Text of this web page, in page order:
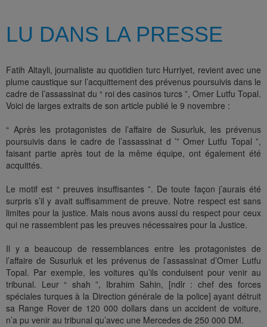
LU DANS LA PRESSE
Fatih Altayli, journaliste au quotidien turc Hurriyet, revient avec une
plume caustique sur l’acquittement des prévenus poursuivis dans le
cadre de l’assassinat du “ roi des casinos turcs ”, Omer Lutfu Topal.
Voici de larges extraits de son article publié le 9 novembre :
“ Après les protagonistes de l’affaire de Susurluk, les prévenus
poursuivis dans le cadre de l’assassinat d ’” Omer Lutfu Topal ”,
faisant partie après tout de la même équipe, ont également été
acquittés.
Le motif est “ preuves insuffisantes ”. De toute façon j’aurais été
surpris s’il y avait suffisamment de preuve. Notre respect est sans
limites pour la justice. Mais nous avons aussi du respect pour ceux
qui ne rassemblent pas les preuves nécessaires pour la Justice.
Il y a beaucoup de ressemblances entre les protagonistes de
l’affaire de Susurluk et les prévenus de l’assassinat d’Omer Lutfu
Topal. Par exemple, les voitures qu’ils conduisent pour venir au
tribunal. Leur “ shah ”, Ibrahim Sahin, [ndlr : chef des forces
spéciales turques à la Direction générale de la police] ayant détruit
sa Range Rover de 120 000 dollars dans un accident de voiture,
n’a pu venir au tribunal qu’avec une Mercedes de 250 000 DM.